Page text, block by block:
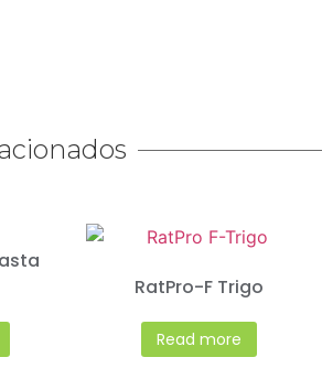
RatPro-F Trigo
Read more